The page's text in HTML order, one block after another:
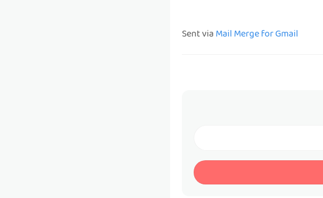
Sent viaMail Merge for Gmail